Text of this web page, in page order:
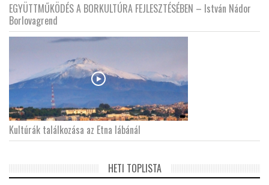
EGYÜTTMŰKÖDÉS A BORKULTÚRA FEJLESZTÉSÉBEN – István Nádor
Borlovagrend
Kultúrák találkozása az Etna lábánál
HETI TOPLISTA